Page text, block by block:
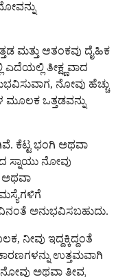
ಮತ್ತು ಆತಂಕವು ದೈಹಿಕ
ತೀಕ್ಷ್ಣವಾದ
ನೋವು ಹೆಚ್ಚು
ಮೂಲಕ ಒತ್ತಡವನ್ನು
ಕೆಟ್ಟ ಭಂಗಿ ಅಥವಾ
ಸ್ನಾಯು ನೋವು
ಅಥವಾ
ಅನುಭವಿಸಬಹುದು.
ನೀವು ಇದ್ದಕ್ಕಿದ್ದಂತೆ
ಉತ್ತಮವಾಗಿ
ಅಥವಾ ತೀವ್ರ